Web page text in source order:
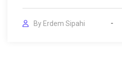
By Erdem Sipahi